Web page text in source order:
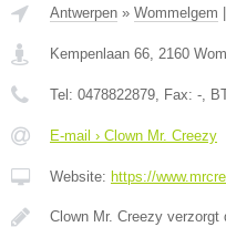
Antwerpen » Wommelgem
Kempenlaan 66, 2160
Tel: 0478822879, Fax: -,
E-mail › Clown Mr. Creezy
Website: https://
Clown Mr. Creezy